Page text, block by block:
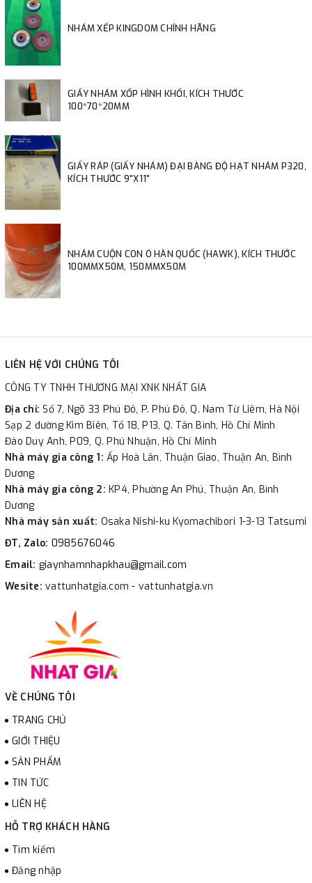
NHÁM XẾP KINGDOM CHÍNH HÃNG
GIẤY NHÁM XỐP HÌNH KHỐI, KÍCH THƯỚC
100*70*20MM
GIẤY RÁP (GIẤY NHÁM) ĐẠI BÀNG ĐỘ HẠT NHÁM P320,
KÍCH THƯỚC 9"X11"
NHÁM CUỘN CON Ó HÀN QUỐC (HAWK), KÍCH THƯỚC
100MMX50M, 150MMX50M
LIÊN HỆ VỚI CHÚNG TÔI
CÔNG TY TNHH THƯƠNG MẠI XNK NHẤT GIA
Địa chỉ:Số 7, Ngõ 33 Phú Đô, P. Phú Đô, Q. Nam Từ Liêm, Hà Nội
Sạp 2 đường Kim Biên, Tổ 18, P13, Q. Tân Bình, Hồ Chí Minh
Đào Duy Anh, P09, Q. Phú Nhuận, Hồ Chí Minh
Nhà máy gia công 1: Ấp Hoà Lân, Thuận Giao, Thuận An, Bình
Dương
Nhà máy gia công 2: KP4, Phường An Phú, Thuận An, Bình
Dương
Nhà máy sản xuất: Osaka Nishi-ku Kyomachibori 1-3-13 Tatsumi
ĐT, Zalo: 0985676046
Email: giaynhamnhapkhau@gmail.com
Wesite: vattunhatgia.com - vattunhatgia.vn
VỀ CHÚNG TÔI
TRANG CHỦ
GIỚI THIỆU
SẢN PHẨM
TIN TỨC
LIÊN HỆ
HỖ TRỢ KHÁCH HÀNG
Tìm kiếm
Đăng nhập